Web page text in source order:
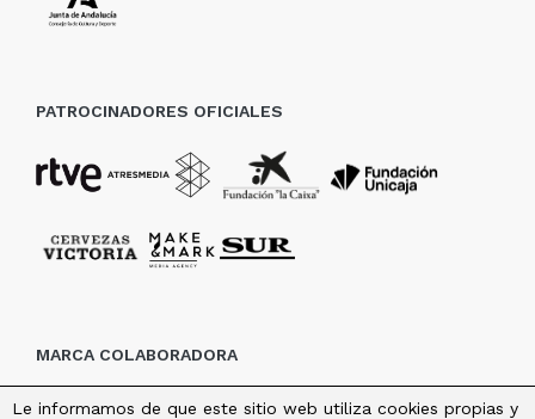
PATROCINADORES OFICIALES
MARCA COLABORADORA
Le informamos de que este sitio web utiliza cookies propias y